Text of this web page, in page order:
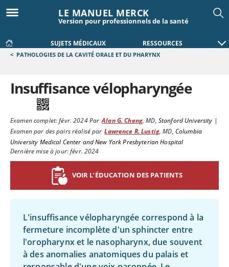
LE MANUEL MERCK
Version pour professionnels de la santé
SUJETS MÉDICAUX RESSOURCES
< PATHOLOGIES DE LA CAVITÉ ORALE ET DU PHARYNX
Insuffisance vélopharyngée
Examen complet:févr. 2024Par Alan G. Cheng,MD, Stanford University |
Examen par des pairs réalisé par Lawrence R. Lustig,MD, Columbia
University Medical Center and New York Presbyterian Hospital
Dernière mise à jour: févr. 2024
VOIR L’ÉDUCATION DES PATIENTS
L'insuffisance vélopharyngée correspond à la
fermeture incomplète d'un sphincter entre
l'oropharynx et le nasopharynx, due souvent
à des anomalies anatomiques du palais et